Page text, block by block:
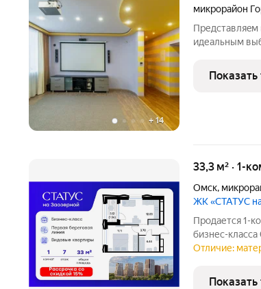
+14
микрорайон
Предcтавляeм
идеальным
шаговой
медицинские
33,3 м² · 1-
Омск,
ЖК «СТАТУС
Продается 1-
бизнес-
составляет
Преимущества
Отличие: